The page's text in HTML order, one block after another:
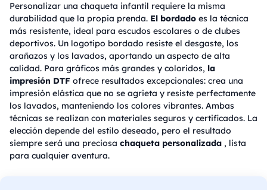
Personalizar una chaqueta infantil requiere la misma
durabilidad que la propia prenda. El bordado es la técnica
más resistente, ideal para escudos escolares o de clubes
deportivos. Un logotipo bordado resiste el desgaste, los
arañazos y los lavados, aportando un aspecto de alta
calidad. Para gráficos más grandes y coloridos, la
impresión DTF ofrece resultados excepcionales: crea una
impresión elástica que no se agrieta y resiste perfectamente
los lavados, manteniendo los colores vibrantes. Ambas
técnicas se realizan con materiales seguros y certificados. La
elección depende del estilo deseado, pero el resultado
siempre será una preciosa chaqueta personalizada , lista
para cualquier aventura.